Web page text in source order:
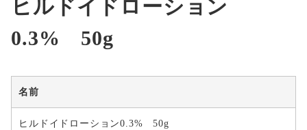
ヒルドイドローション
0.3% 50g
名前
ヒルドイドローション0.3% 50g